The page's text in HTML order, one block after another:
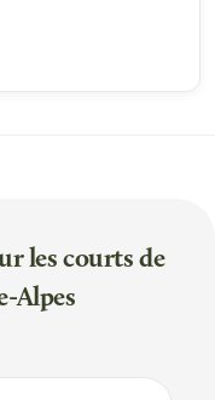
les courts de
Alpes